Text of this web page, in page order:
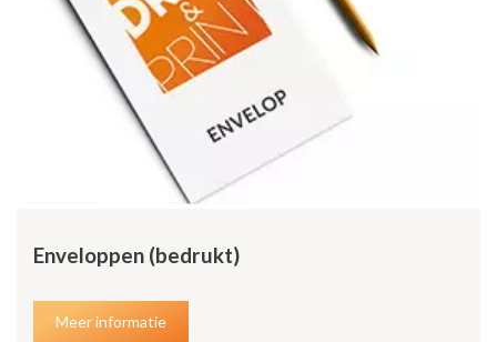
Enveloppen (bedrukt)
Meer informatie